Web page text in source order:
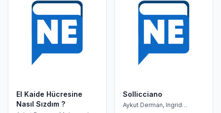
El Kaide Hücresine
Nasıl Sızdım ?
Sollicciano
Aykut Derman, Ingrid